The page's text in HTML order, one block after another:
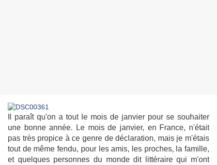
Il paraît qu'on a tout le mois de janvier pour se souhaiter
une bonne année. Le mois de janvier, en France, n'était
pas très propice à ce genre de déclaration, mais je m'étais
tout de même fendu, pour les amis, les proches, la famille,
et quelques personnes du monde dit littéraire qui m'ont